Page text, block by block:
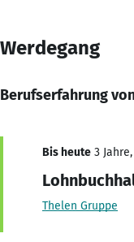
Werdegang
Berufserfahrung
Bis heute 3
Thelen Gruppe